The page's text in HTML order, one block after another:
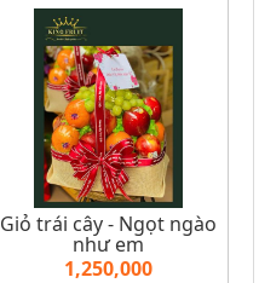
Giỏ trái cây - Ngọt ngào
như em
1,250,000